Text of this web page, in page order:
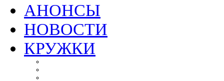
АНОНСЫ
НОВОСТИ
КРУЖКИ